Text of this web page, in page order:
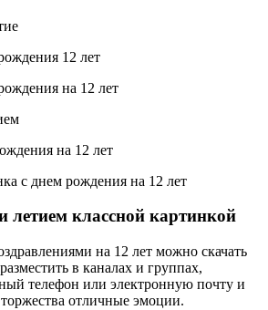
летием классной картинкой
на 12 лет можно скачать
в каналах и группах,
телефон или электронную почту и
отличные эмоции.